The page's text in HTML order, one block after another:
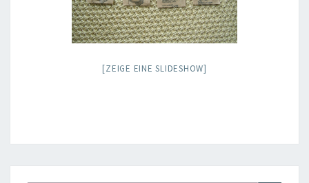
[ZEIGE EINE SLIDESHOW]